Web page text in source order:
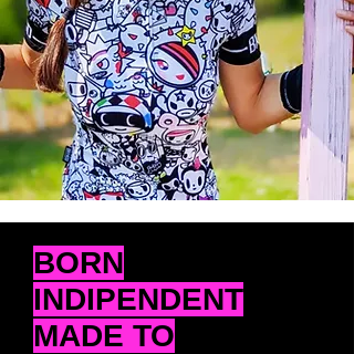
BORN
INDIPENDENT
MADE TO